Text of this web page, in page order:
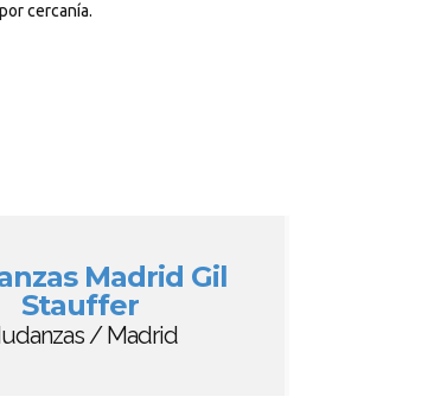
cercanía.
Madrid Gil
Stauffer
/ Madrid